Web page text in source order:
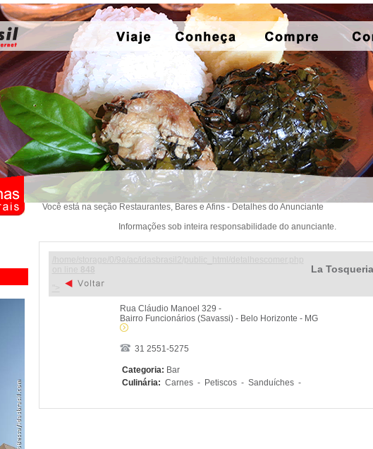
Você está na seção Restaurantes, Bares e Afins - Detalhes do Anunciante
Informações sob inteira responsabilidade do anunciante.
La Tosqueria
Rua Cláudio Manoel 329 -
Bairro Funcionários (Savassi) - Belo Horizonte - MG
31 2551-5275
Categoria: Bar
Culinária: Carnes - Petiscos - Sanduíches -